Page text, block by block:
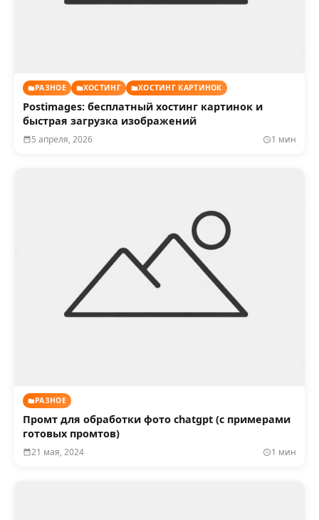
РАЗНОЕ ХОСТИНГ ХОСТИНГ КАРТИНОК
Postimages: бесплатный хостинг картинок и
быстрая загрузка изображений
5 апреля, 2026 1 мин
РАЗНОЕ
Промт для обработки фото chatgpt (с примерами
готовых промтов)
21 мая, 2024 1 мин